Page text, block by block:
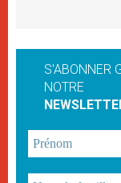
S'ABONNER
NOTRE